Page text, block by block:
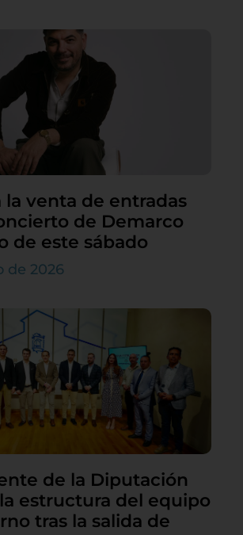
la venta de entradas
de Demarco
de este sábado
de 2026
de la Diputación
estructura del equipo
tras la salida de